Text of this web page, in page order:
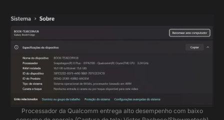
Processador da Qualcomm entrega alto desempenho com baixo